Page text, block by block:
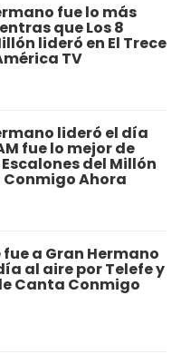
fue lo más
que Los 8
lideró en El Trece
TV
lideró el día
fue lo mejor de
del Millón
Ahora
a Gran Hermano
al aire por Telefe y
Canta Conmigo